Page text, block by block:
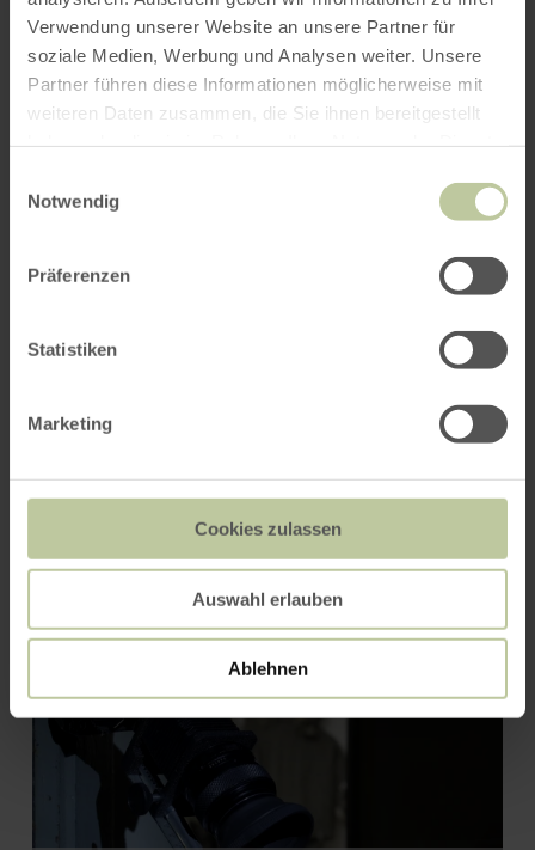
Verwendung unserer Website an unsere Partner für
soziale Medien, Werbung und Analysen weiter. Unsere
Partner führen diese Informationen möglicherweise mit
weiteren Daten zusammen, die Sie ihnen bereitgestellt
Notwendig
Präferenzen
Statistiken
Marketing
Cookies zulassen
Auswahl erlauben
Ablehnen
Weitere Veranstaltungen
Steinfeld Calling - Ein
Vielfalt